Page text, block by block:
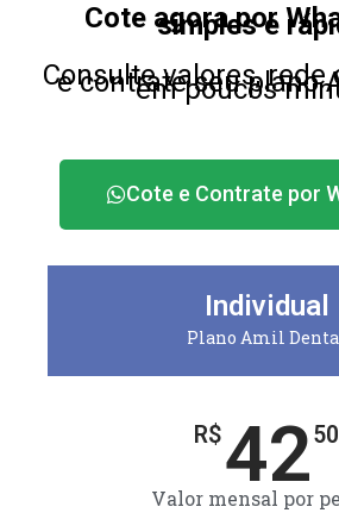
Cote agora por
simples e
Consulte valores, rede
e contrate seu plano
em poucos
Cote e Contrate por
Individual
Plano Amil
R$4250
Valor mensal por